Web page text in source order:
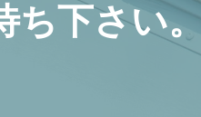
ち下さい。